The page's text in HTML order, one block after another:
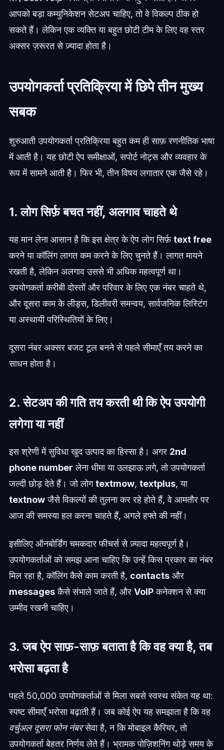
आपको बड़ा कम्युनिकेशन सेटअप चाहिए, तो वे विकल्प ठीक हो
सकते हैं। लेकिन एक व्यक्ति या बहुत छोटी टीम के लिए वह स्तर
अक्सर ज़रूरत से ज़्यादा होता है।
उपयोगकर्ता प्रतिक्रिया में छिपे तीन मुख्य
सबक
शुरुआती उपयोगकर्ता प्रतिक्रिया बहुत कम ही साफ़ रणनीतिक भाषा
में आती है। यह छोटी ऐप समीक्षाओं, सपोर्ट नोट्स और व्यवहार के
रूप में सामने आती है। फिर भी, तीन विषय लगातार एक जैसे रहे।
1. लोग सिर्फ़ बचत नहीं, अलगाव चाहते थे
यह मान लेना आसान है कि इस क्षेत्र के ऐप लोग सिर्फ़text free
करने या कॉलिंग लागत कम करने के लिए चुनते हैं। लागत मायने
रखती है, लेकिन अलगाव उससे भी अधिक महत्वपूर्ण था।
उपयोगकर्ता करीबी दोस्तों और परिवार के लिए एक नंबर चाहते थे,
और दूसरा काम के लीड्स, डिलीवरी समन्वय, सार्वजनिक लिस्टिंग
या अस्थायी परिस्थितियों के लिए।
दूसरा नंबर अक्सर बजट टूल बनने से पहले सीमाएँ तय करने का
साधन होता है।
2. सेटअप की गति तय करती थी कि ऐप उपयोगी
लगेगा या नहीं
इस श्रेणी में सुविधा खुद उत्पाद का हिस्सा है। अगर 2nd
phone number लेना धीमा या उलझाऊ लगे, तो उपयोगकर्ता
जल्दी छोड़ देते हैं। जो लोगtextmow, textplus, या
textnowजैसे विकल्पों की तुलना कर रहे होते हैं, वे आमतौर पर
आज की समस्या हल करना चाहते हैं, अगले हफ्ते की नहीं।
इसीलिए ऑनबोर्डिंग चमकदार फीचर्स से ज़्यादा महत्वपूर्ण है।
उपयोगकर्ताओं को समझ आना चाहिए कि उन्हें किस प्रकार का नंबर
मिल रहा है, कॉलिंग कैसे काम करती है, contactsऔर
messagesकैसे संभाले जाते हैं, और VoIPकनेक्शन से क्या
उम्मीद रखनी चाहिए।
3. जब ऐप साफ़-साफ़ बताता है कि वह क्या है, तब
भरोसा बढ़ता है
पहले 50,000 उपयोगकर्ताओं से मिला सबसे स्वस्थ संकेत यह था:
स्पष्ट सीमाएँ भरोसा बढ़ाती हैं। जब कोई ऐप यह समझाता है कि वह
वर्चुअल दूसरा फोन नंबरसेवा है, न कि मोबाइल कैरियर, तो
उपयोगकर्ता बेहतर निर्णय लेते हैं। भ्रामक पोज़िशनिंग थोड़े समय के